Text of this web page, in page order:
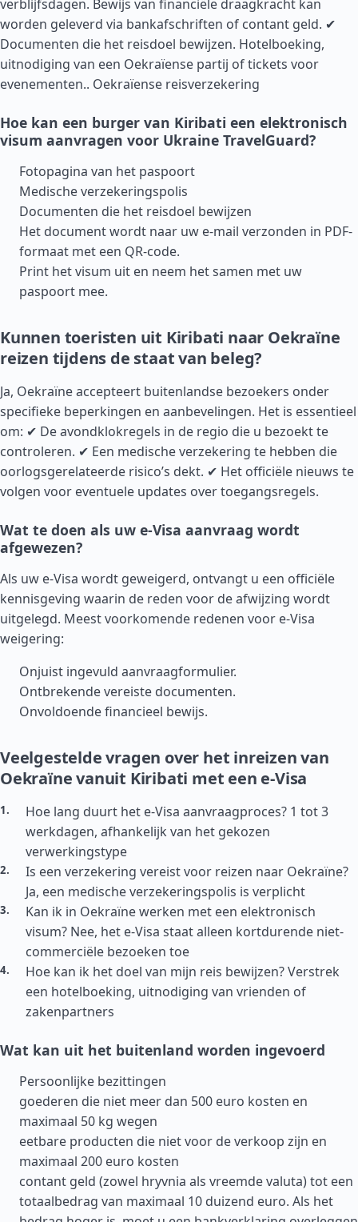
verblijfsdagen. Bewijs van financiële draagkracht kan
worden geleverd via bankafschriften of contant geld. ✔
Documenten die het reisdoel bewijzen. Hotelboeking,
uitnodiging van een Oekraïense partij of tickets voor
evenementen.. Oekraïense reisverzekering
Hoe kan een burger van Kiribati een elektronisch
visum aanvragen voor Ukraine TravelGuard?
Fotopagina van het paspoort
Medische verzekeringspolis
Documenten die het reisdoel bewijzen
Het document wordt naar uw e-mail verzonden in PDF-
formaat met een QR-code.
Print het visum uit en neem het samen met uw
paspoort mee.
Kunnen toeristen uit Kiribati naar Oekraïne
reizen tijdens de staat van beleg?
Ja, Oekraïne accepteert buitenlandse bezoekers onder
specifieke beperkingen en aanbevelingen. Het is essentieel
om: ✔ De avondklokregels in de regio die u bezoekt te
controleren. ✔ Een medische verzekering te hebben die
oorlogsgerelateerde risico’s dekt. ✔ Het officiële nieuws te
volgen voor eventuele updates over toegangsregels.
Wat te doen als uw e-Visa aanvraag wordt
afgewezen?
Als uw e-Visa wordt geweigerd, ontvangt u een officiële
kennisgeving waarin de reden voor de afwijzing wordt
uitgelegd. Meest voorkomende redenen voor e-Visa
weigering:
Onjuist ingevuld aanvraagformulier.
Ontbrekende vereiste documenten.
Onvoldoende financieel bewijs.
Veelgestelde vragen over het inreizen van
Oekraïne vanuit Kiribati met een e-Visa
Hoe lang duurt het e-Visa aanvraagproces? 1 tot 3
werkdagen, afhankelijk van het gekozen
verwerkingstype
Is een verzekering vereist voor reizen naar Oekraïne?
Ja, een medische verzekeringspolis is verplicht
Kan ik in Oekraïne werken met een elektronisch
visum? Nee, het e-Visa staat alleen kortdurende niet-
commerciële bezoeken toe
Hoe kan ik het doel van mijn reis bewijzen? Verstrek
een hotelboeking, uitnodiging van vrienden of
zakenpartners
Wat kan uit het buitenland worden ingevoerd
Persoonlijke bezittingen
goederen die niet meer dan 500 euro kosten en
maximaal 50 kg wegen
eetbare producten die niet voor de verkoop zijn en
maximaal 200 euro kosten
contant geld (zowel hryvnia als vreemde valuta) tot een
totaalbedrag van maximaal 10 duizend euro. Als het